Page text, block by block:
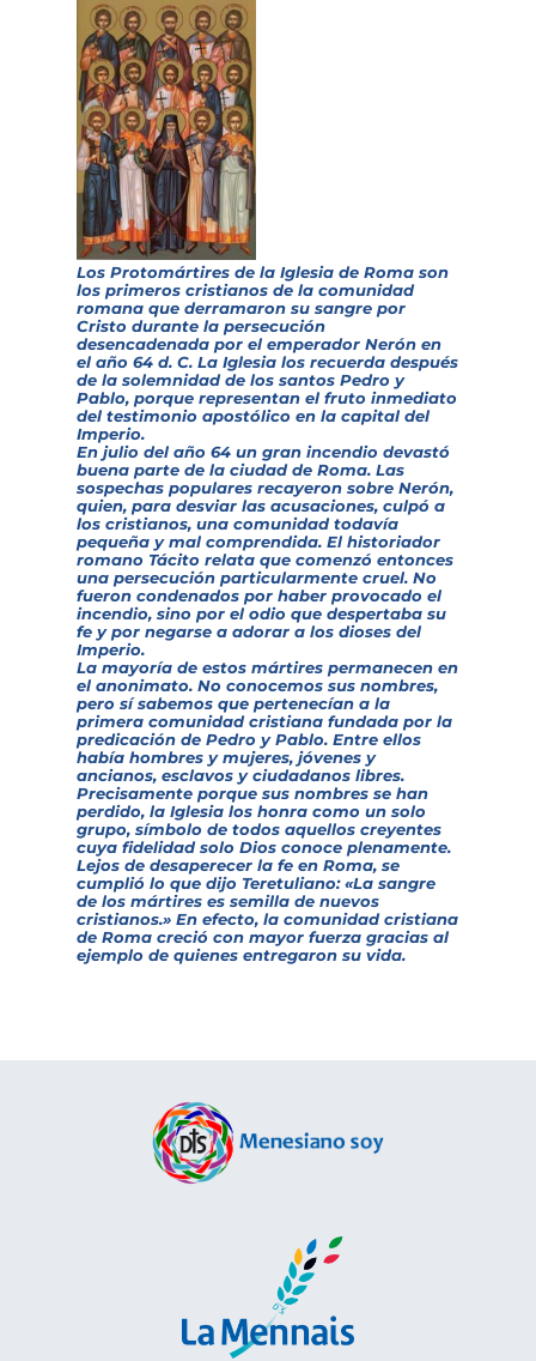
Los Protomártires de la Iglesia de Roma son
los primeros cristianos de la comunidad
romana que derramaron su sangre por
Cristo durante la persecución
desencadenada por el emperador Nerón en
el año 64 d. C. La Iglesia los recuerda después
de la solemnidad de los santos Pedro y
Pablo, porque representan el fruto inmediato
del testimonio apostólico en la capital del
Imperio.
En julio del año 64 un gran incendio devastó
buena parte de la ciudad de Roma. Las
sospechas populares recayeron sobre Nerón,
quien, para desviar las acusaciones, culpó a
los cristianos, una comunidad todavía
pequeña y mal comprendida. El historiador
romano Tácito relata que comenzó entonces
una persecución particularmente cruel. No
fueron condenados por haber provocado el
incendio, sino por el odio que despertaba su
fe y por negarse a adorar a los dioses del
Imperio.
La mayoría de estos mártires permanecen en
el anonimato. No conocemos sus nombres,
pero sí sabemos que pertenecían a la
primera comunidad cristiana fundada por la
predicación de Pedro y Pablo. Entre ellos
había hombres y mujeres, jóvenes y
ancianos, esclavos y ciudadanos libres.
Precisamente porque sus nombres se han
perdido, la Iglesia los honra como un solo
grupo, símbolo de todos aquellos creyentes
cuya fidelidad solo Dios conoce plenamente.
Lejos de desaperecer la fe en Roma, se
cumplió lo que dijo Teretuliano: «La sangre
de los mártires es semilla de nuevos
cristianos.» En efecto, la comunidad cristiana
de Roma creció con mayor fuerza gracias al
ejemplo de quienes entregaron su vida.